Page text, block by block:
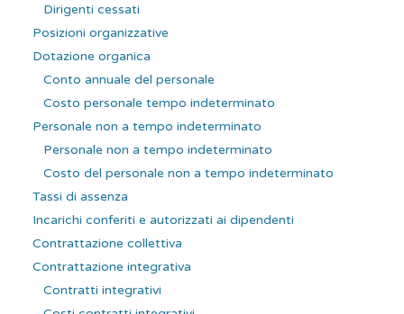
Dirigenti cessati
Posizioni organizzative
Dotazione organica
Conto annuale del personale
Costo personale tempo indeterminato
Personale non a tempo indeterminato
Personale non a tempo indeterminato
Costo del personale non a tempo indeterminato
Tassi di assenza
Incarichi conferiti e autorizzati ai dipendenti
Contrattazione collettiva
Contrattazione integrativa
Contratti integrativi